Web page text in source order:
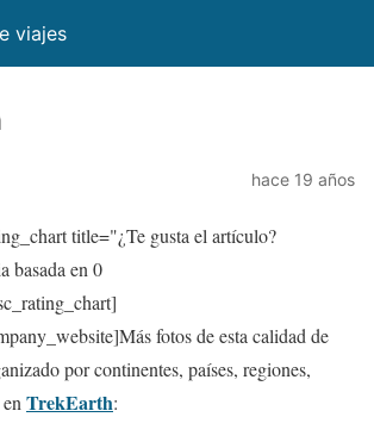
viajes
hace 19 años
title="¿Te gusta el artículo?
basada en 0
fotos de esta calidad de
por continentes, países, regiones,
TrekEarth: